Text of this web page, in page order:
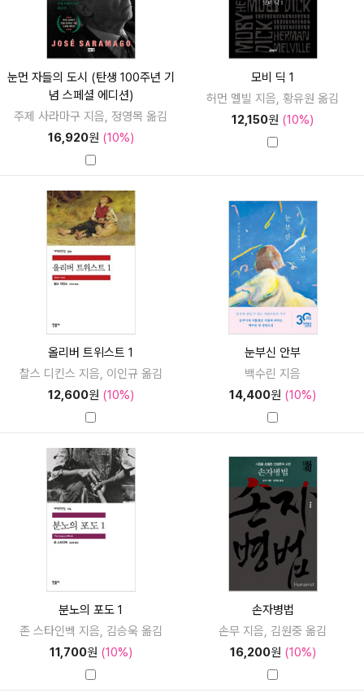
눈먼 자들의 도시 (탄생 100주년 기
념 스페셜 에디션)
주제 사라마구 지음, 정영목 옮김
16,920원 (10%)
모비 딕 1
허먼 멜빌 지음, 황유원 옮김
12,150원 (10%)
올리버 트위스트 1
찰스 디킨스 지음, 이인규 옮김
12,600원 (10%)
눈부신 안부
백수린 지음
14,400원 (10%)
분노의 포도 1
존 스타인벡 지음, 김승욱 옮김
11,700원 (10%)
손자병법
손무 지음, 김원중 옮김
16,200원 (10%)